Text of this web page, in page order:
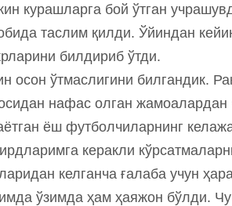
курашларга бой ўтган
таслим қилди. Ўйиндан
билдириб ўтди.
осон ўтмаслигини билгандик.
нафас олган
ёш футболчиларнинг
керакли
келганча ғалаба учун
ўзимда ҳам ҳаяжон бўлди.